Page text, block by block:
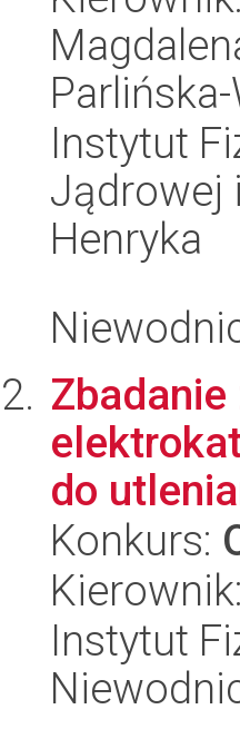
Instytut
Jądrowej
Henryka
do
Konkurs:
Instytut